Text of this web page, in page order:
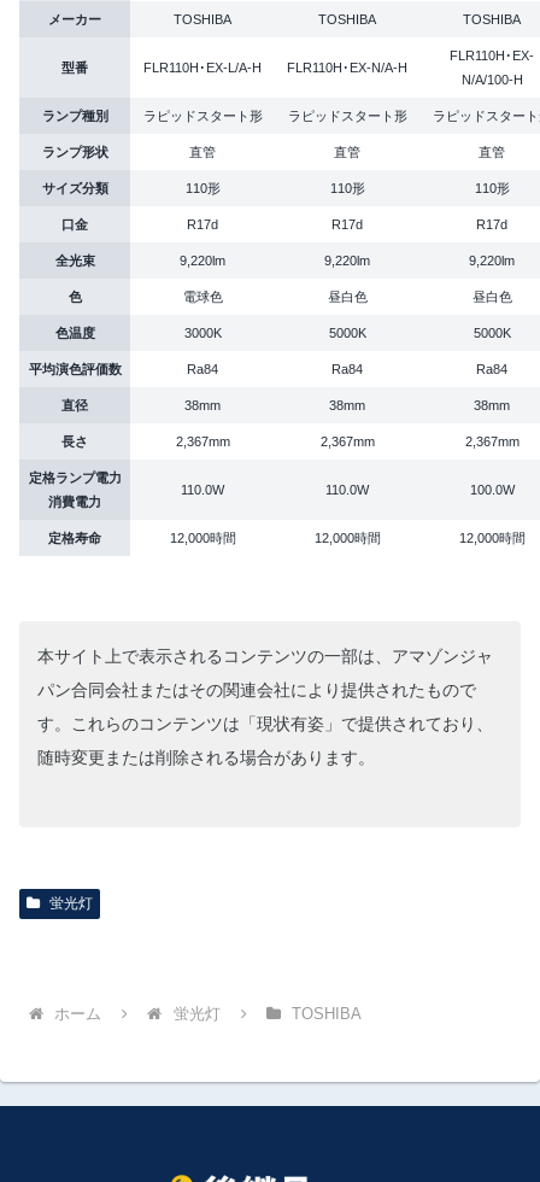
メーカー TOSHIBA TOSHIBA TOSHIBA
型番 FLR110H･EX-L/A-H FLR110H･EX-N/A-H
FLR110H･EX-
N/A/100-H
ランプ種別 ラピッドスタート形 ラピッドスタート形 ラピッドスター
ランプ形状 直管 直管 直管
サイズ分類 110形 110形 110形
口金 R17d R17d R17d
全光束 9,220lm 9,220lm 9,220lm
色 電球色 昼白色 昼白色
色温度 3000K 5000K 5000K
平均演色評価数 Ra84 Ra84 Ra84
直径 38mm 38mm 38mm
長さ 2,367mm 2,367mm 2,367mm
定格ランプ電力
消費電力
110.0W 110.0W 100.0W
定格寿命 12,000時間 12,000時間 12,000時間
本サイト上で表示されるコンテンツの一部は、アマゾンジャ
パン合同会社またはその関連会社により提供されたもので
す。これらのコンテンツは「現状有姿」で提供されており、
随時変更または削除される場合があります。
蛍光灯
ホーム 蛍光灯 TOSHIBA